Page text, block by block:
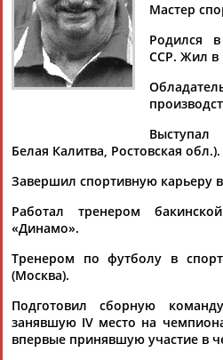
Аслаудин
АБАЕВ
Елена
АБАИМОВА
АБАСОВА
Флюра
БУЛАТОВА
Мастер
Родился
ССР. Жил в
Белая Калитва, Ростовская обл.).
Завершил спортивную карьеру в
Работал тренером
«Динамо».
Тренером по футболу в
(Москва).
Подготовил сборную
занявшую IV место на
впервые принявшую участие в